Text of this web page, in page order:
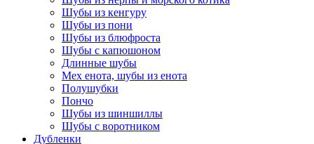
Шубы из кенгуру
Шубы из пони
Шубы из блюфроста
Шубы с капюшоном
Длинные шубы
Мех енота, шубы из енота
Полушубки
Пончо
Шубы из шиншиллы
Шубы с воротником
Дубленки